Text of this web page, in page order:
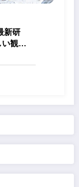
新研
観察